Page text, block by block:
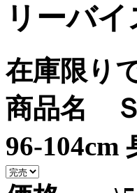
リーバ
在庫限り
商品名
96-104cm